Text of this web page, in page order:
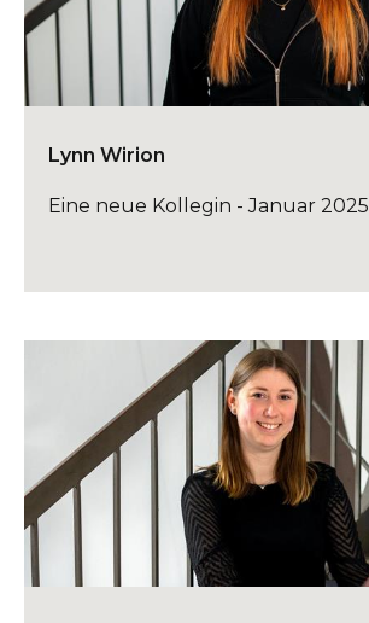
Lynn Wirion
Eine neue Kollegin - Januar 2025